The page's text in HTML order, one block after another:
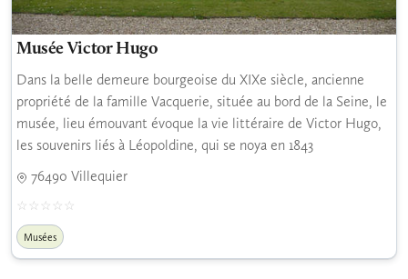
Musée Victor Hugo
Dans la belle demeure bourgeoise du XIXe siècle, ancienne
propriété de la famille Vacquerie, située au bord de la Seine, le
musée, lieu émouvant évoque la vie littéraire de Victor Hugo,
les souvenirs liés à Léopoldine, qui se noya en 1843
76490 Villequier
Musées